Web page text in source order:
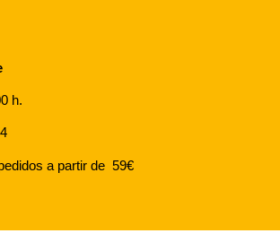
h.
a partir de 59€